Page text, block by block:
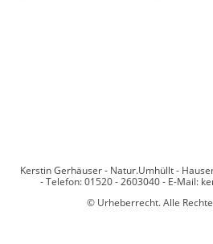
Kerstin Gerhäuser - Natur.Umhüllt -
- Telefon: 01520 - 2603040 - E-Mail:
© Urheberrecht. Alle